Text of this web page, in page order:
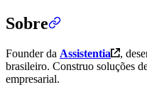
Sobre
Founder da Assistentia
,
brasileiro. Construo soluções
empresarial.